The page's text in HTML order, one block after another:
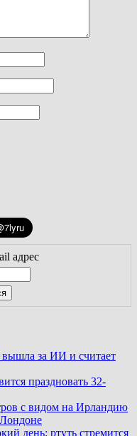
адрес
за ИИ и считает
праздновать 32-
с видом на Ирландию
день: ртуть стремится